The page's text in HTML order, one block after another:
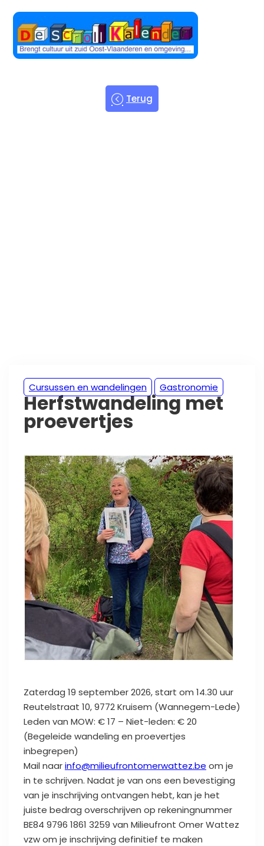
Terug
Cursussen en wandelingen Gastronomie
Herfstwandeling met
proevertjes
Zaterdag 19 september 2026, start om 14.30 uur
Reutelstraat 10, 9772 Kruisem (Wannegem-Lede)
Leden van MOW: € 17 – Niet-leden: € 20
(Begeleide wandeling en proevertjes
inbegrepen)
Mail naarinfo@milieufrontomerwattez.be om je
in te schrijven. Nadat je van ons een bevestiging
van je inschrijving ontvangen hebt, kan je het
juiste bedrag overschrijven op rekeningnummer
BE84 9796 1861 3259 van Milieufront Omer Wattez
vzw om je inschrijving definitief te maken